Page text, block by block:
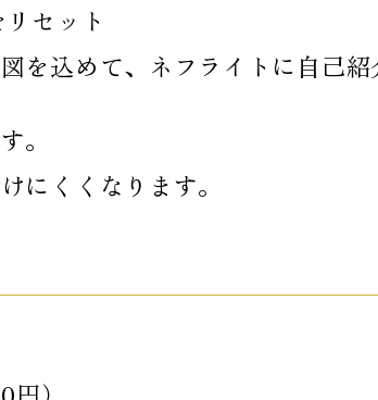
セット
を込めて、ネフライトに自己
。
にくくなります。